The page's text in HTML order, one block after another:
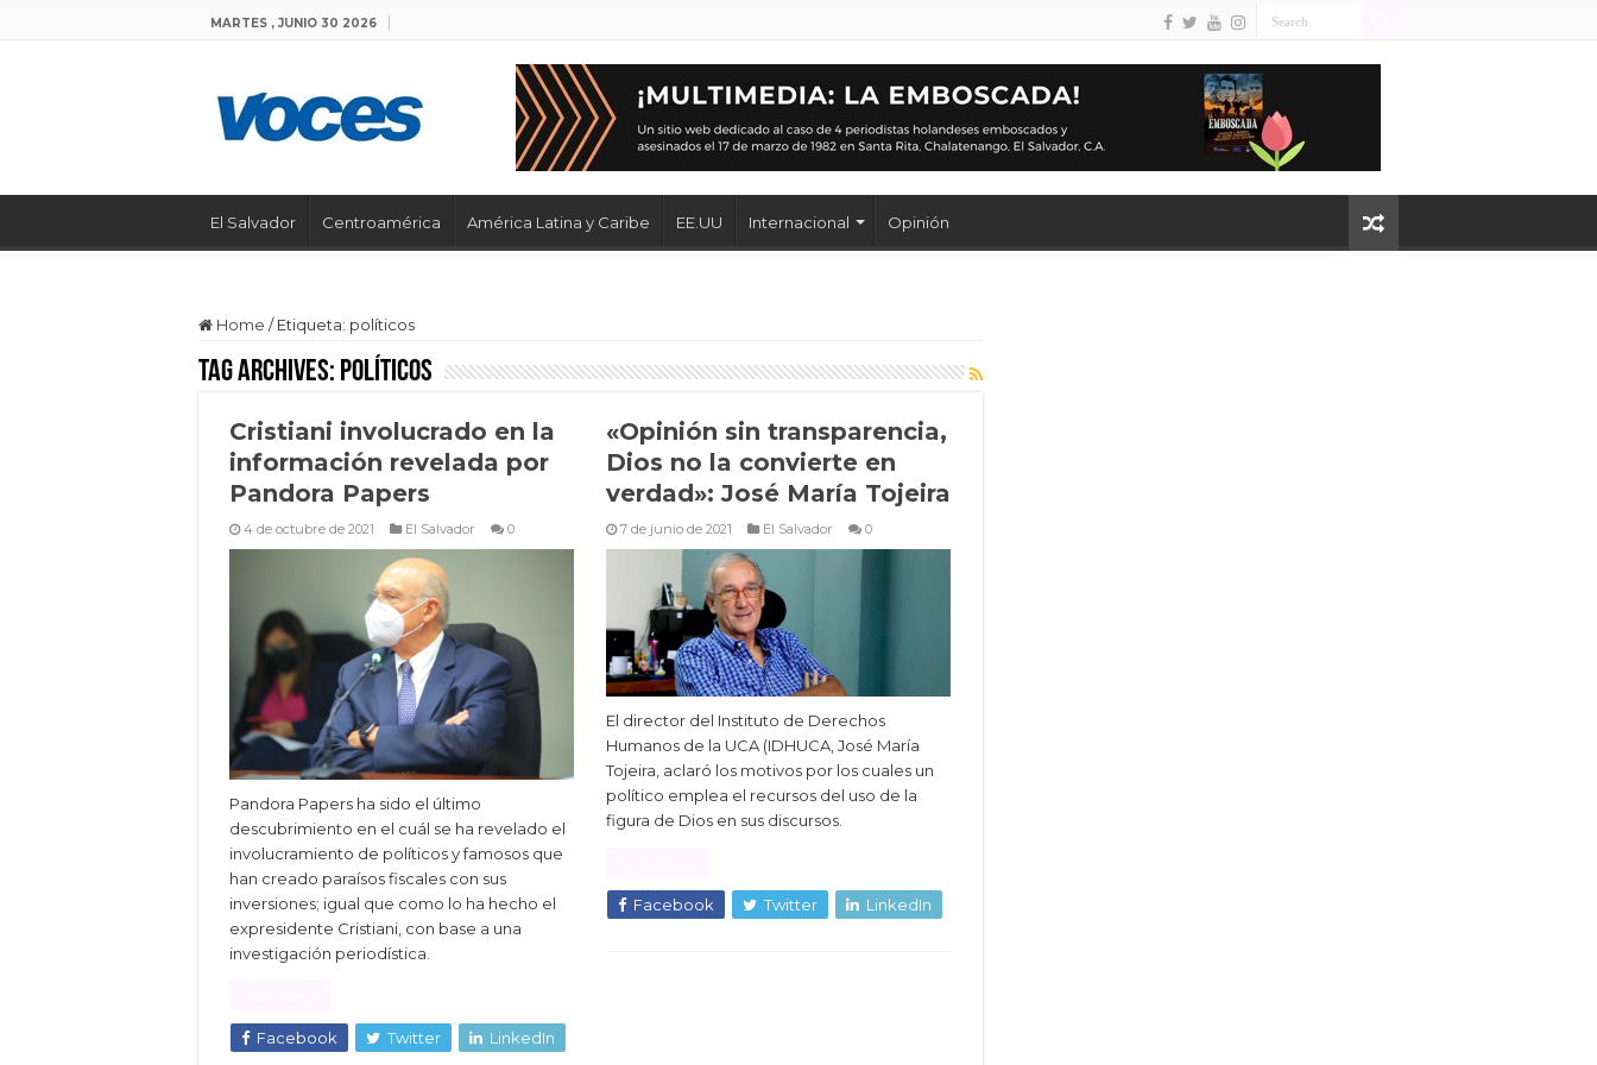
MARTES , JUNIO 30 2026
El Salvador Centroamérica América Latina y Caribe EE.UU Internacional Opinión
Home / Etiqueta: políticos
Tag Archives: políticos
Cristiani involucrado en la
información revelada por
Pandora Papers
4 de octubre de 2021 El Salvador 0
Pandora Papers ha sido el último
descubrimiento en el cuál se ha revelado el
involucramiento de políticos y famosos que
han creado paraísos fiscales con sus
inversiones; igual que como lo ha hecho el
expresidente Cristiani, con base a una
investigación periodística.
Facebook Twitter LinkedIn
«Opinión sin transparencia,
Dios no la convierte en
verdad»: José María Tojeira
7 de junio de 2021 El Salvador 0
El director del Instituto de Derechos
Humanos de la UCA (IDHUCA, José María
Tojeira, aclaró los motivos por los cuales un
político emplea el recursos del uso de la
figura de Dios en sus discursos.
Facebook Twitter LinkedIn